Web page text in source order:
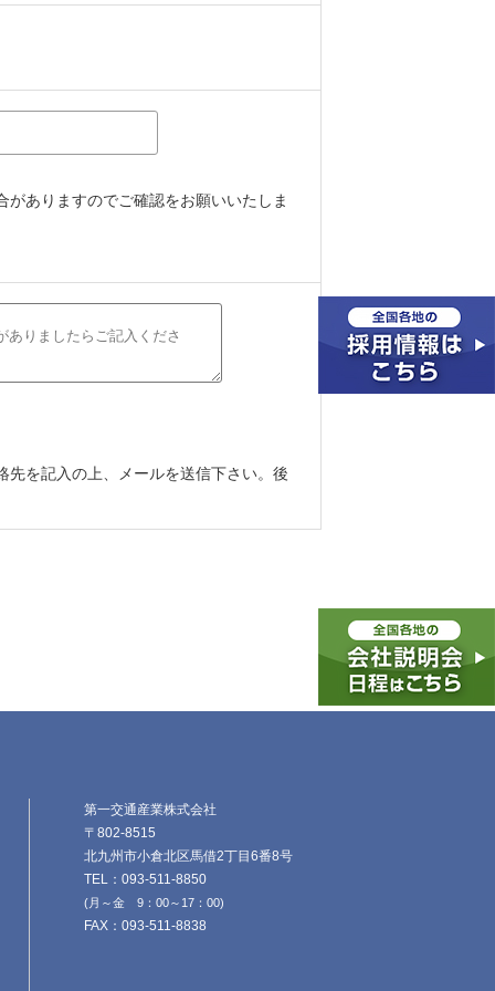
ありますのでご確認をお願いいたしま
を記入の上、メールを送信下さい。後
第一交通産業株式会社
〒802-8515
北九州市小倉北区馬借2丁目6番8号
TEL：093-511-8850
(月～金 9：00～17：00)
FAX：093-511-8838